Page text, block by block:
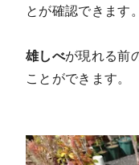
とが確認できます。
雄しべが現れる前
ことができます。